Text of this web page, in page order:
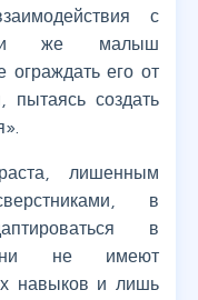
с
же малыш
ограждать его от
создать
лишенным
в
в
они не имеют
навыков и лишь